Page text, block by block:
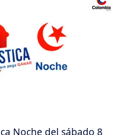
Noche del sábado 8